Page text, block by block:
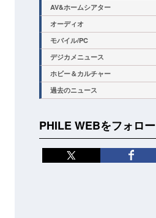
AV&ホームシアター
オーディオ
モバイル/PC
デジカメニュース
ホビー＆カルチャー
過去のニュース
PHILE WEBをフォロー